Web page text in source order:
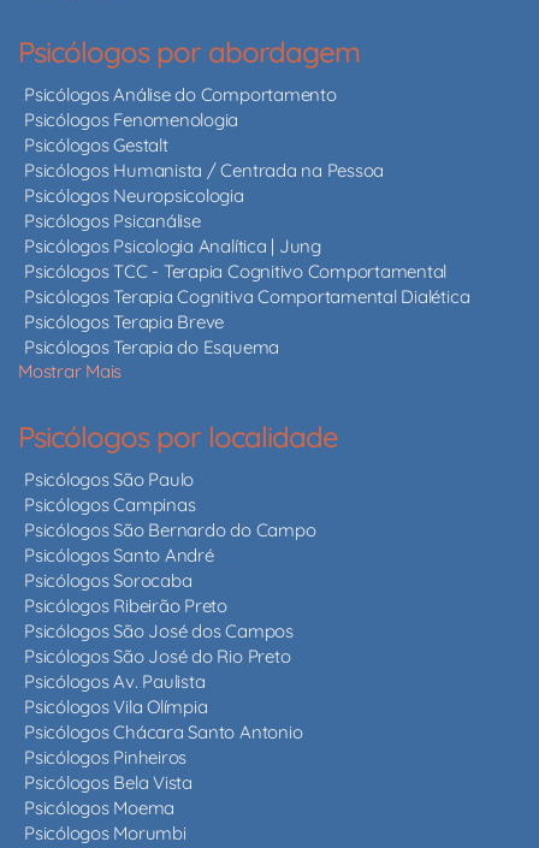
Psicólogos por abordagem
Psicólogos Análise do Comportamento
Psicólogos Fenomenologia
Psicólogos Gestalt
Psicólogos Humanista / Centrada na Pessoa
Psicólogos Neuropsicologia
Psicólogos Psicanálise
Psicólogos Psicologia Analítica | Jung
Psicólogos TCC - Terapia Cognitivo Comportamental
Psicólogos Terapia Cognitiva Comportamental Dialética
Psicólogos Terapia Breve
Psicólogos Terapia do Esquema
Mostrar Mais
Psicólogos por localidade
Psicólogos São Paulo
Psicólogos Campinas
Psicólogos São Bernardo do Campo
Psicólogos Santo André
Psicólogos Sorocaba
Psicólogos Ribeirão Preto
Psicólogos São José dos Campos
Psicólogos São José do Rio Preto
Psicólogos Av. Paulista
Psicólogos Vila Olímpia
Psicólogos Chácara Santo Antonio
Psicólogos Pinheiros
Psicólogos Bela Vista
Psicólogos Moema
Psicólogos Morumbi